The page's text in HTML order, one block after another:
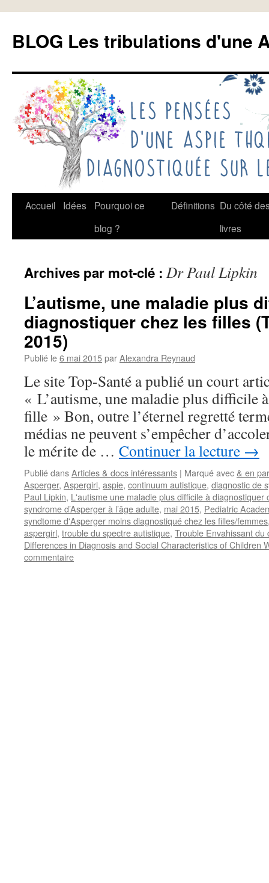
contenu
BLOG Les tribulations d'une
Accueil Idées
Pourquoi ce
blog ?
Définitions Du côté
livres
Archives par mot-clé : Dr Paul Lipkin
L’autisme, une maladie plus
diagnostiquer chez les filles
2015)
Publié le6 mai 2015parAlexandra Reynaud
Le site Top-Santé a publié un court
« L’autisme, une maladie plus difficile
fille » Bon, outre l’éternel regretté
médias ne peuvent s’empêcher
le mérite de … Continuer la lecture →
Publié dansArticles & docs intéressants | Marqué avec& en
Asperger, Aspergirl, aspie, continuum autistique, diagnostic de
Paul Lipkin, L'autisme une maladie plus difficile à diagnostiquer
syndrome d’Asperger à l’âge adulte, mai 2015, Pediatric
syndtome d'Asperger moins diagnostiqué chez les filles/femmes
aspergirl, trouble du spectre autistique, Trouble Envahissant du
Differences in Diagnosis and Social Characteristics of Children
commentaire